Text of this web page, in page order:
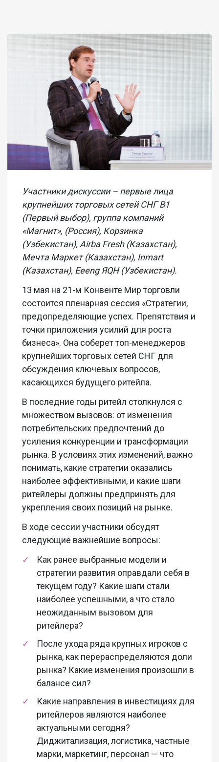
Участники дискуссии – первые лица
крупнейших торговых сетей СНГB1
(Первый выбор), группа компаний
«Магнит», (Россия), Корзинка
(Узбекистан), Airba Fresh(Казахстан),
Мечта Маркет (Казахстан), Inmart
(Казахстан), Eeeng ЯQН (Узбекистан).
13 мая на 21-м Конвенте Мир торговли
состоится пленарная сессия «Стратегии,
предопределяющие успех. Препятствия и
точки приложения усилий для роста
бизнеса». Она соберет топ-менеджеров
крупнейших торговых сетей СНГ для
обсуждения ключевых вопросов,
касающихся будущего ритейла.
В последние годы ритейл столкнулся с
множеством вызовов: от изменения
потребительских предпочтений до
усиления конкуренции и трансформации
рынка. В условиях этих изменений, важно
понимать, какие стратегии оказались
наиболее эффективными, и какие шаги
ритейлеры должны предпринять для
укрепления своих позиций на рынке.
В ходе сессии участники обсудят
следующие важнейшие вопросы:
Как ранее выбранные модели и
стратегии развития оправдали себя в
текущем году? Какие шаги стали
наиболее успешными, а что стало
неожиданным вызовом для
ритейлера?
После ухода ряда крупных игроков с
рынка, как перераспределяются доли
рынка? Какие изменения произошли в
балансе сил?
Какие направления в инвестициях для
ритейлеров являются наиболее
актуальными сегодня?
Диджитализация, логистика, частные
марки, маркетинг, персонал — что